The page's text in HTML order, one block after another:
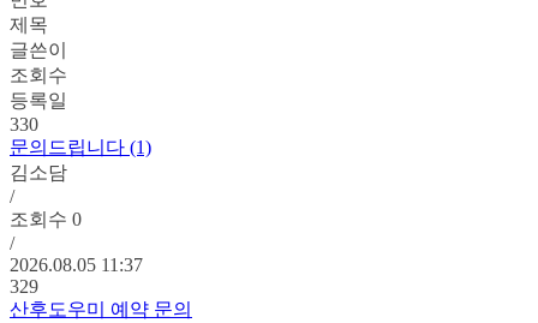
제목
글쓴이
조회수
등록일
330
문의드립니다 (1)
김소담
/
조회수 0
/
2026.08.05 11:37
329
산후도우미 예약 문의